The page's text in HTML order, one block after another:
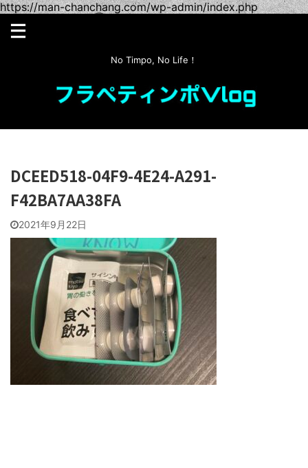
https://man-chanchang.com/wp-admin/index.php
No Timpo, No Life！
DCEED518-04F9-4E24-A291-
F42BA7AA38FA
2021年9月22日